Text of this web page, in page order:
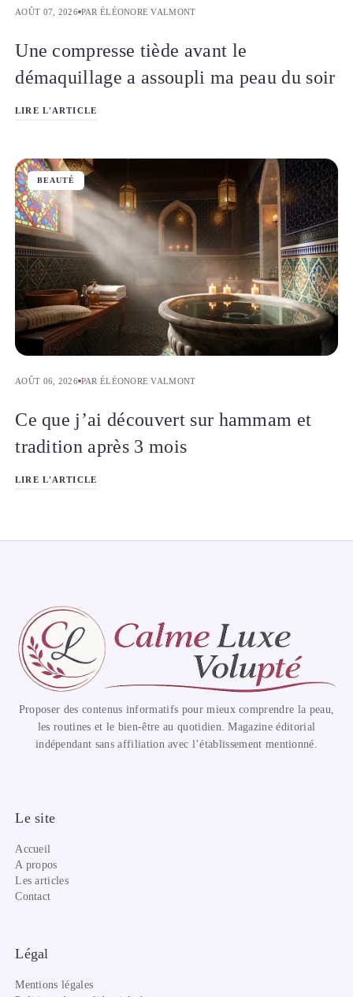
AOÛT 07, 2026 PAR ÉLÉONORE VALMONT
Une compresse tiède avant le
démaquillage a assoupli ma peau du soir
LIRE L'ARTICLE
BEAUTÉ
AOÛT 06, 2026 PAR ÉLÉONORE VALMONT
Ce que j’ai découvert sur hammam et
tradition après 3 mois
LIRE L'ARTICLE
Proposer des contenus informatifs pour mieux comprendre la peau,
les routines et le bien-être au quotidien. Magazine éditorial
indépendant sans affiliation avec l’établissement mentionné.
Le site
Accueil
A propos
Les articles
Contact
Légal
Mentions légales